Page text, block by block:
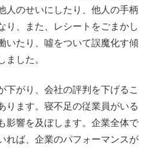
人のせいにしたり、他人の手柄
り、また、レシートをごまかし
いたり、噓をついて誤魔化す傾
ました。
下がり、会社の評判を下げるこ
ります。寝不足の従業員がいる
影響を及ぼします。企業全体で
れば、企業のパフォーマンスが